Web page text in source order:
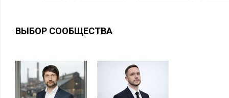
ВЫБОР СООБЩЕСТВА